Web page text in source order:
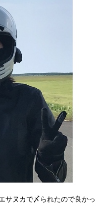
サヌカで〆られたので良かっ